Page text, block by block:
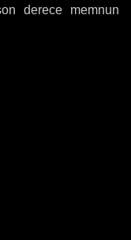
derece memnun